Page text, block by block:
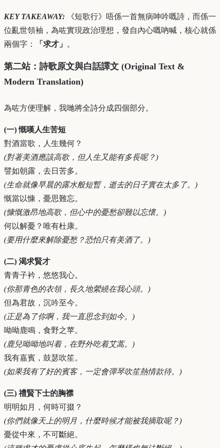
KEY TAKEAWAY: 《短歌行》唔係一首無病呻吟嘅詩，而係一
位亂世領袖，為咗實現政治理想，發自內心嘅吶喊，核心就係
兩個字：
「求才」 。
第二站：詩歌原文與白話譯文 (Original Text &
Modern Translation)
為咗方便理解，我哋將全詩分成四個部分。
(一) 慨嘆人生苦短
對酒當歌，人生幾何？
(對著美酒應該高歌，但人生又能有多長呢？)
譬如朝露，去日苦多。
(生命就像早晨的露水般短暫，逝去的日子實在太多了。)
慨當以慷，憂思難忘。
(慷慨激昂地高歌，但心中的憂愁卻難以忘懷。)
何以解憂？唯有杜康。
(要用什麼來解除憂愁？恐怕只有美酒了。)
(二) 渴求賢才
青青子衿，悠悠我心。
(你那青色的衣領，長久地縈繞在我心頭。)
但為君故，沉吟至今。
(正是為了你啊，我一直思念到如今。)
呦呦鹿鳴，食野之苹。
(鹿兒呦呦地叫着，在野外吃着艾蒿。)
我有嘉賓，鼓瑟吹笙。
(如果我有了好的賓客，一定會彈琴吹笙熱情款待。)
(三) 禮賢下士的胸襟
明明如月，何時可掇？
(你們就像天上的明月，什麼時候才能被我摘取呢？)
憂從中來，不可斷絕。